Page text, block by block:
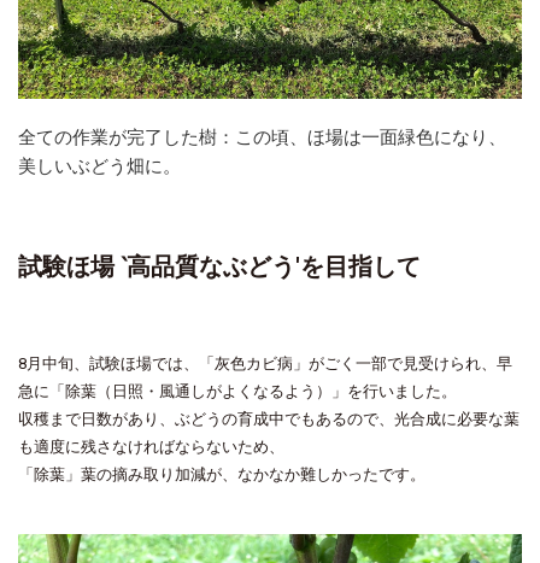
全ての作業が完了した樹：この頃、ほ場は一面緑色になり、
美しいぶどう畑に。
試験ほ場 ‵高品質なぶどう'を目指して
8月中旬、試験ほ場では、「灰色カビ病」がごく一部で見受けられ、早
急に「除葉（日照・風通しがよくなるよう）」を行いました。
収穫まで日数があり、ぶどうの育成中でもあるので、光合成に必要な葉
も適度に残さなければならないため、
「除葉」葉の摘み取り加減が、なかなか難しかったです。